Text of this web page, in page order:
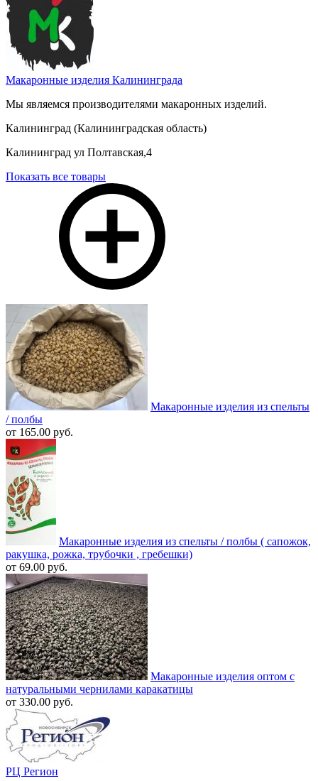
Макаронные изделия Калининграда
Мы являемся производителями макаронных изделий.
Калининград (Калининградская область)
Калининград ул Полтавская,4
Показать все товары
Макаронные изделия из спельты
/ полбы
от 165.00 руб.
Макаронные изделия из спельты / полбы ( сапожок,
ракушка, рожка, трубочки , гребешки)
от 69.00 руб.
Макаронные изделия оптом с
натуральными чернилами каракатицы
от 330.00 руб.
РЦ Регион